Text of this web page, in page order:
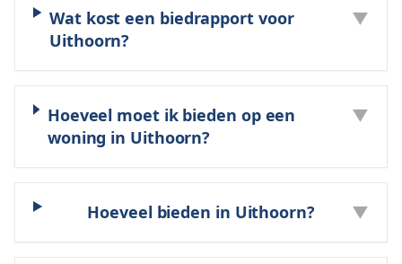
Wat kost een biedrapport voor
Uithoorn?
▼
Hoeveel moet ik bieden op een
woning in Uithoorn?
▼
Hoeveel bieden in Uithoorn? ▼